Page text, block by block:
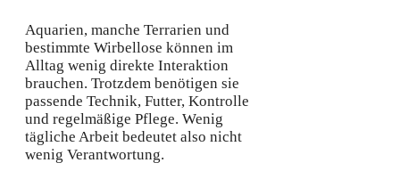
Aquarien, manche Terrarien und
bestimmte Wirbellose können im
Alltag wenig direkte Interaktion
brauchen. Trotzdem benötigen sie
passende Technik, Futter, Kontrolle
und regelmäßige Pflege. Wenig
tägliche Arbeit bedeutet also nicht
wenig Verantwortung.